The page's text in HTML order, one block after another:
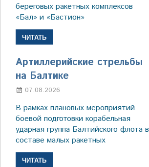
береговых ракетных комплексов
«Бал» и «Бастион»
ЧИТАТЬ
Артиллерийские стрельбы
на Балтике
07.08.2026
В рамках плановых мероприятий
боевой подготовки корабельная
ударная группа Балтийского флота в
составе малых ракетных
ЧИТАТЬ